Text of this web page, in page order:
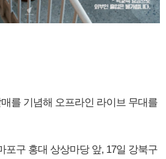
를 기념해 오프라인 라이브 무대를
포구 홍대 상상마당 앞, 17일 강북구